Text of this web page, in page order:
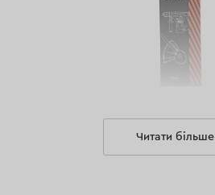
Ступінь захисту
Читати більше